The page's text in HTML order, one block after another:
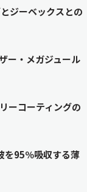
ジーベックスとの
ー・メガジュール
ーコーティングの
を95％吸収する薄